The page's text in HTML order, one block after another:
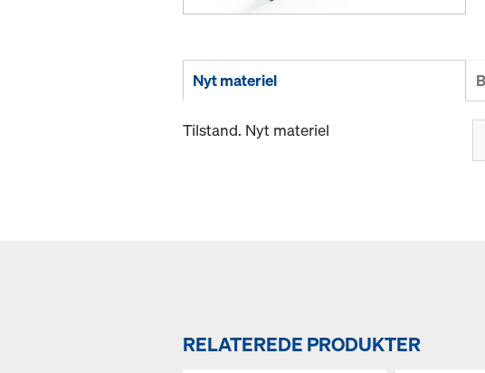
Nyt materiel
Tilstand. Nyt materiel
RELATEREDE PRODUKTER